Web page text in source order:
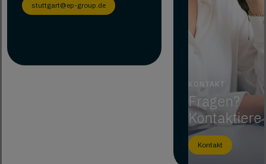
stuttgart@ep-group.de
KONTAKT
Fragen?
Kontaktiere
Kontakt